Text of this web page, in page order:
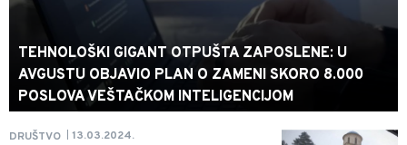
TEHNOLOŠKI GIGANT OTPUŠTA ZAPOSLENE: U
AVGUSTU OBJAVIO PLAN O ZAMENI SKORO 8.000
POSLOVA VEŠTAČKOM INTELIGENCIJOM
DRUŠTVO 13.03.2024.